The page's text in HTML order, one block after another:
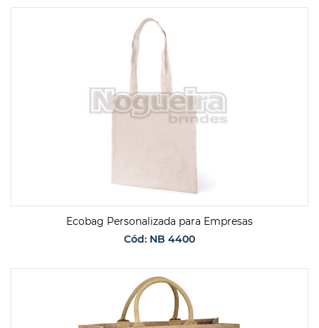
SOLICITAR ORÇAMENTO
Ecobag Personalizada para Empresas
Cód: NB 4400
SOLICITAR ORÇAMENTO